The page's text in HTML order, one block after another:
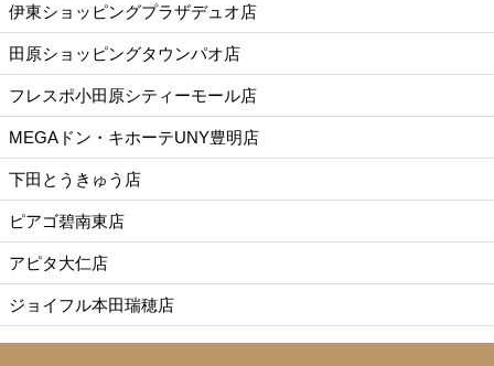
伊東ショッピングプラザデュオ店
田原ショッピングタウンパオ店
フレスポ小田原シティーモール店
MEGAドン・キホーテUNY豊明店
下田とうきゅう店
ピアゴ碧南東店
アピタ大仁店
ジョイフル本田瑞穂店